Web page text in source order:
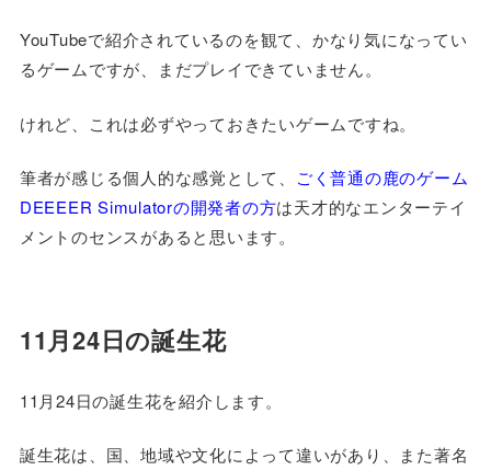
YouTubeで紹介されているのを観て、かなり気になってい
るゲームですが、まだプレイできていません。
けれど、これは必ずやっておきたいゲームですね。
筆者が感じる個人的な感覚として、 ごく普通の鹿のゲーム
DEEEER Simulatorの開発者の方は天才的なエンターテイ
メントのセンスがあると思います。
11月24日の誕生花
11月24日の誕生花を紹介します。
誕生花は、国、地域や文化によって違いがあり、また著名